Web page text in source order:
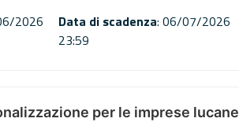
2026
Data di scadenza: 06/07/2026
23:59
per le imprese lucane